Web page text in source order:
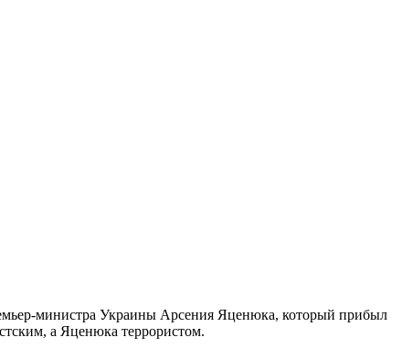
министра Украины Арсения Яценюка, который прибыл
а Яценюка террористом.